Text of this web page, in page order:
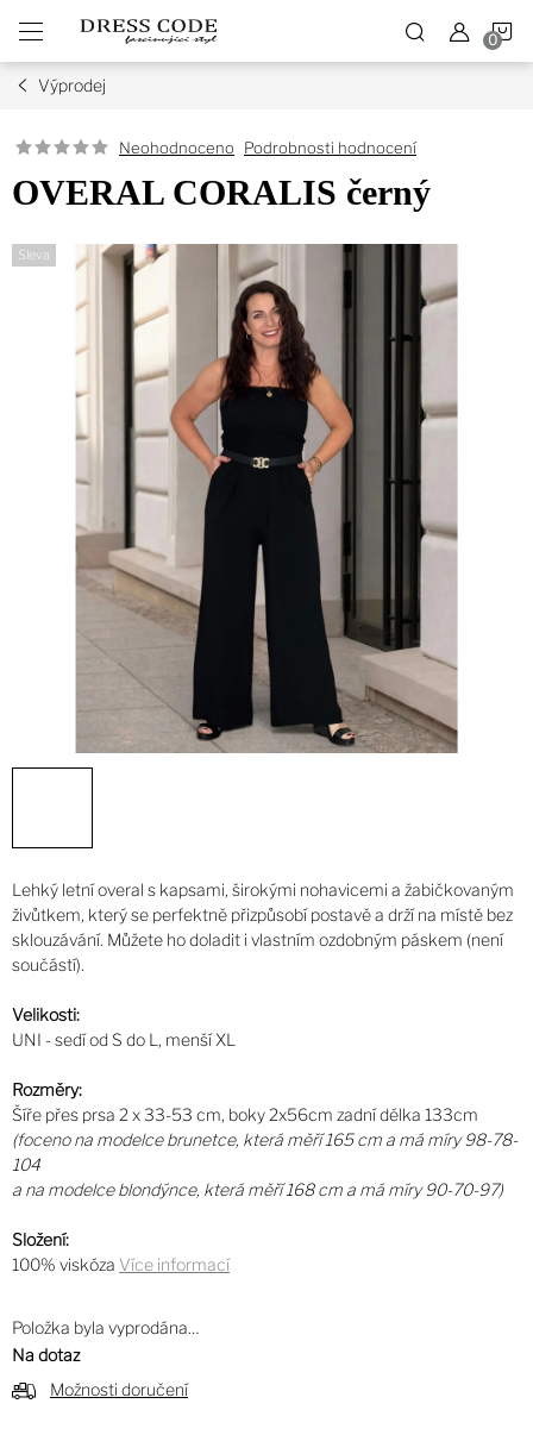
obsah
Výprodej
Neohodnoceno Podrobnosti hodnocení
OVERAL CORALIS černý
Sleva
Lehký letní overal s kapsami, širokými nohavicemi a žabičkovaným
živůtkem, který se perfektně přizpůsobí postavě a drží na místě bez
sklouzávání. Můžete ho doladit i vlastním ozdobným páskem (není
součástí).
Velikosti:
UNI - sedí od S do L, menší XL
Rozměry:
Šíře přes prsa 2 x 33-53 cm, boky 2x56cm zadní délka 133cm
(foceno na modelce brunetce, která měří 165 cm a má míry 98-78-
104
a na modelce blondýnce, která měří 168 cm a má míry 90-70-97)
Složení:
100% viskóza Více informací
Položka byla vyprodána…
Na dotaz
Možnosti doručení